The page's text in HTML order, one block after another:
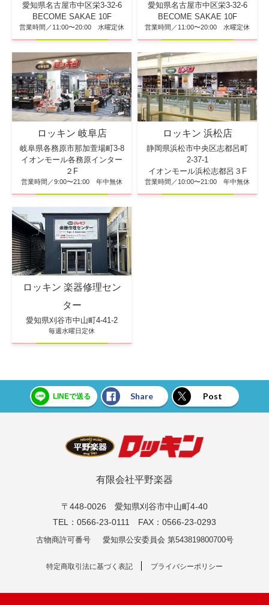
愛知県名古屋市中区栄3-32-6
BECOME SAKAE 10F
営業時間／11:00〜20:00 水曜定休
愛知県名古屋市中区栄3-32-6
BECOME SAKAE 10F
営業時間／11:00〜20:00 水曜定休
ロッキン 岐阜店
岐阜県各務原市那加萱場町3-8
イオンモール各務原インター
２F
営業時間／9:00〜21:00 年中無休
ロッキン 浜松店
静岡県浜松市中央区志都呂町
2-37-1
イオンモール浜松志都呂３F
営業時間／10:00〜21:00 年中無休
ロッキン 楽器修理セン
ター
愛知県刈谷市中山町4-41-2
毎週水曜日定休
LINEで送る Share Post
有限会社平野楽器
〒448-0026 愛知県刈谷市中山町4-40
TEL：0566-23-0111 FAX：0566-23-0293
古物商許可番号 愛知県公安委員会 第543819800700号
特定商取引法に基づく表記 プライバシーポリシー